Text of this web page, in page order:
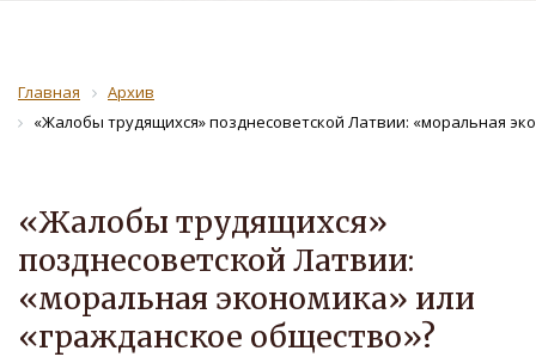
Главная
Архив
«Жалобы трудящихся» позднесоветской Латвии: «моральная
«Жалобы трудящихся»
позднесоветской Латвии:
«моральная экономика» или
«гражданское общество»?